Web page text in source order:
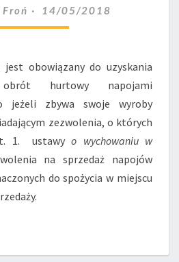
NA
OBRÓT
ALKOHOLOWYMI
W
KAŻDYM
PRZYPADKU?
Froń 14/05/2018
obowiązany do uzyskania
hurtowy napojami
jeżeli zbywa swoje wyroby
zezwolenia, o których
1. ustawyo wychowaniu w
na sprzedaż napojów
do spożycia w miejscu